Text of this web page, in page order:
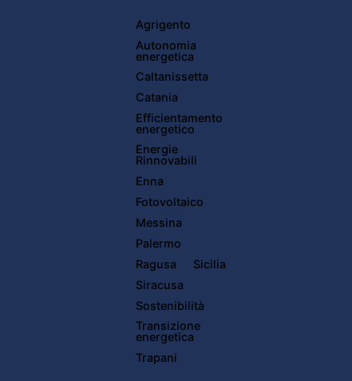
Agrigento
Autonomia
energetica
Caltanissetta
Catania
Efficientamento
energetico
Energie
Rinnovabili
Enna
Fotovoltaico
Messina
Palermo
Ragusa
Sicilia
Siracusa
Sostenibilità
Transizione
energetica
Trapani